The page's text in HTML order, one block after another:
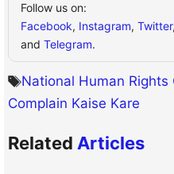
Follow us on:
Facebook, Instagram, Twitter,
and Telegram.
National Human Rights
Complain Kaise Kare
Related Articles